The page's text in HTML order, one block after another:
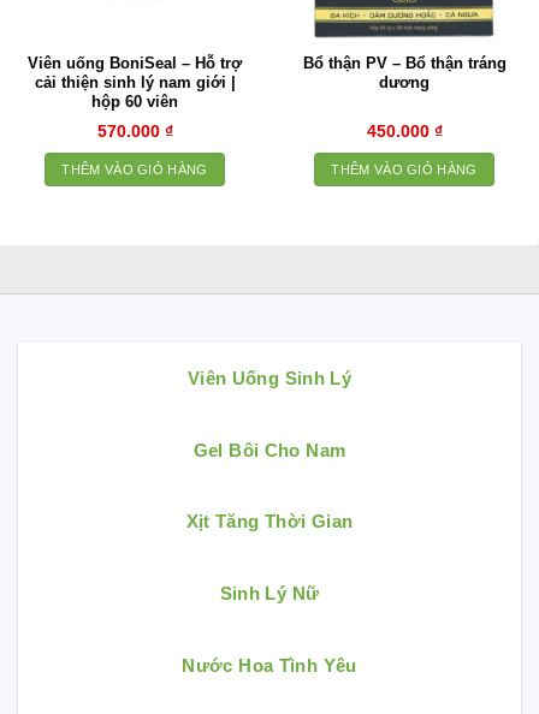
Viên uống BoniSeal – Hỗ trợ
cải thiện sinh lý nam giới |
hộp 60 viên
570.000 ₫
THÊM VÀO GIỎ HÀNG
Bổ thận PV – Bổ thận tráng
dương
450.000 ₫
THÊM VÀO GIỎ HÀNG
Viên Uống Sinh Lý
Gel Bôi Cho Nam
Xịt Tăng Thời Gian
Sinh Lý Nữ
Nước Hoa Tình Yêu